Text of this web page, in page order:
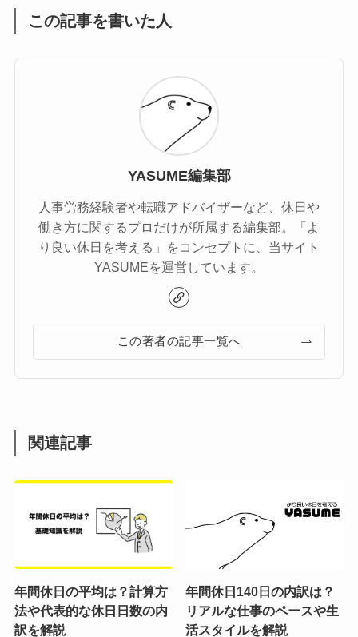
この記事を書いた人
YASUME編集部
人事労務経験者や転職アドバイザーなど、休日や
働き方に関するプロだけが所属する編集部。「よ
り良い休日を考える」をコンセプトに、当サイト
YASUMEを運営しています。
この著者の記事一覧へ
関連記事
年間休日の平均は？計算方
法や代表的な休日日数の内
訳を解説
年間休日140日の内訳は？
リアルな仕事のペースや生
活スタイルを解説